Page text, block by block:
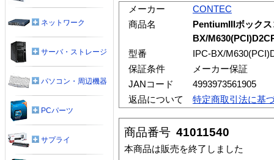
メーカー
CONTEC
商品名
PentiumIIIボック
BX/
型番
IPC-BX/
保証条件
メーカー保証
JANコード
4993973561905
返品について
特定商取引法に基
商品番号 41011540
本商品は販売を終了しました
ネットワーク
サーバ・ストレージ
パソコン・周辺機器
PCパーツ
サプライ